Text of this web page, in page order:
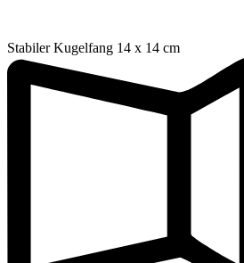
Stabiler Kugelfang 14 x 14 cm